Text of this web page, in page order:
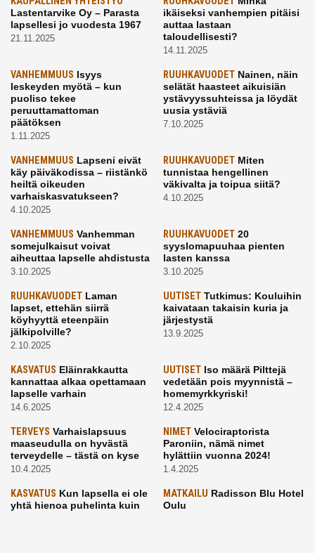
Lastentarvike Oy – Parasta
lapsellesi jo vuodesta 1967
21.11.2025
ikäiseksi vanhempien pitäisi
auttaa lastaan
taloudellisesti?
14.11.2025
VANHEMMUUS Isyys
leskeyden myötä – kun
puoliso tekee
peruuttamattoman
päätöksen
1.11.2025
RUUHKAVUODETNainen, näin
selätät haasteet aikuisiän
ystävyyssuhteissa ja löydät
uusia ystäviä
7.10.2025
VANHEMMUUS Lapseni eivät
käy päiväkodissa – riistänkö
heiltä oikeuden
varhaiskasvatukseen?
4.10.2025
RUUHKAVUODETMiten
tunnistaa hengellinen
väkivalta ja toipua siitä?
4.10.2025
VANHEMMUUS Vanhemman
somejulkaisut voivat
aiheuttaa lapselle ahdistusta
3.10.2025
RUUHKAVUODET20
syyslomapuuhaa pienten
lasten kanssa
3.10.2025
RUUHKAVUODET Laman
lapset, ettehän siirrä
köyhyyttä eteenpäin
jälkipolville?
2.10.2025
UUTISETTutkimus: Kouluihin
kaivataan takaisin kuria ja
järjestystä
13.9.2025
KASVATUS Eläinrakkautta
kannattaa alkaa opettamaan
lapselle varhain
14.6.2025
UUTISETIso määrä Pilttejä
vedetään pois myynnistä –
homemyrkkyriski!
12.4.2025
TERVEYS Varhaislapsuus
maaseudulla on hyvästä
terveydelle – tästä on kyse
10.4.2025
NIMETVelociraptorista
Paroniin, nämä nimet
hylättiin vuonna 2024!
1.4.2025
KASVATUS Kun lapsella ei ole
yhtä hienoa puhelinta kuin
MATKAILU Radisson Blu Hotel
Oulu